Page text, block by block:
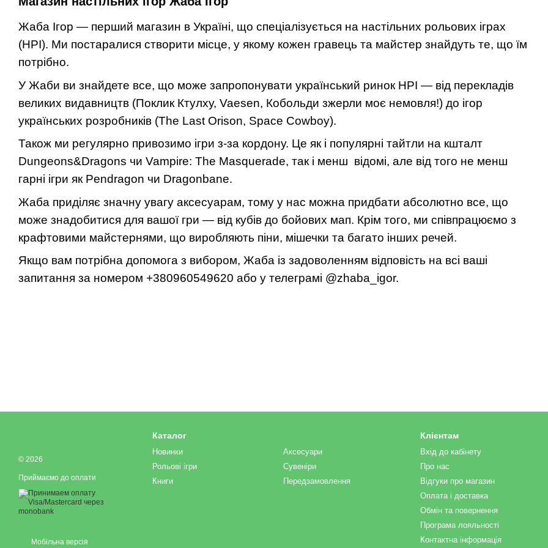
Жаба Ігор — перший магазин в Україні, що спеціалізується на настільних рольових іграх
(НРІ). Ми постаралися створити місце, у якому кожен гравець та майстер знайдуть те, що їм
потрібно.
У Жаби ви знайдете все, що може запропонувати український ринок НРІ — від перекладів
великих видавництв (Поклик Ктулху, Vaesen, Кобольди зжерли моє немовля!) до ігор
українських розробників (The Last Orison, Space Cowboy).
Також ми регулярно привозимо ігри з-за кордону. Це як і популярні тайтли на кшталт
Dungeons&Dragons чи Vampire: The Masquerade, так і менш відомі, але від того не менш
гарні ігри як Pendragon чи Dragonbane.
Жаба приділяє значну увагу аксесуарам, тому у нас можна придбати абсолютно все, що
може знадобитися для вашої гри — від кубів до бойових мап. Крім того, ми співпрацюємо з
крафтовими майстернями, що виробляють піни, мішечки та багато інших речей.
Якщо вам потрібна допомога з вибором, Жаба із задоволенням відповість на всі ваші
запитання за номером +380960549620 або у телеграмі @zhaba_igor.
© 2026
Приймаємо до оплати
Мобільна версія
Каталог
Новинки
Рольові ігри
Книги
Аксесуари
Сувеніри
Передзамовлення
Клієнтам
Вхід до кабінету
Про нас
Відгуки про магазин
Оплата і доставка
Обмін та повернення
Програма лояльності
Контактна інформація